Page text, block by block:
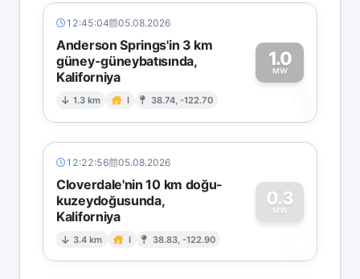
12:45:04 05.08.2026
Anderson Springs'in 3 km
güney-güneybatısında,
Kaliforniya
1.3 km I 38.74, -122.70
1.0
MW
1
12:22:56 05.08.2026
Cloverdale'nin 10 km doğu-
kuzeydoğusunda,
Kaliforniya
3.4 km I 38.83, -122.90
0.3
MW
0